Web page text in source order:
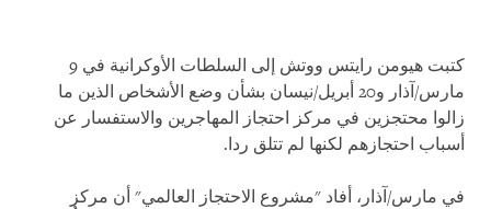
كتبت هيومن رايتس ووتش إلى السلطات الأوكرانية في 9
مارس/آذار و20 أبريل/نيسان بشأن وضع الأشخاص الذين ما
زالوا محتجزين في مركز احتجاز المهاجرين والاستفسار عن
أسباب احتجازهم لكنها لم تتلق ردا.
في مارس/آذار، أفاد "مشروع الاحتجاز العالمي" أن مركز